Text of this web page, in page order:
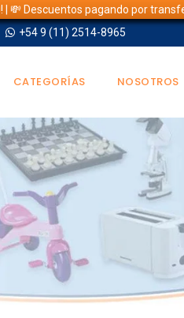
| 💸 Descuentos pagando por
+54 9 (11) 2514-8965
CATEGORÍAS NOSOTROS